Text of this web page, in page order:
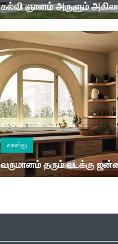
கல்வி ஞானம் அருளும்
வாஸ்து
வருமானம் தரும் வடக்கு